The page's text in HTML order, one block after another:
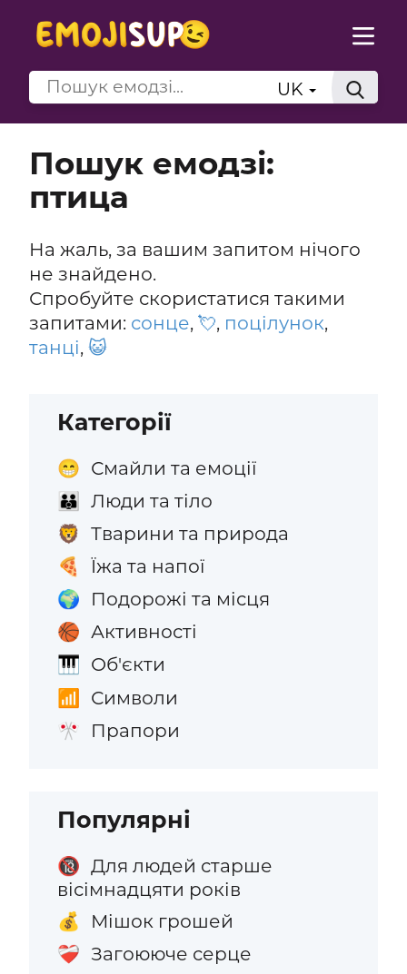
UK
Пошук емодзі:
птица
На жаль, за вашим запитом нічого
не знайдено.
Спробуйте скористатися такими
запитами: сонце, 💘, поцілунок,
танці, 😺
Категорії
😁 Смайли та емоції
👪 Люди та тіло
🦁 Тварини та природа
🍕 Їжа та напої
🌍 Подорожі та місця
🏀 Активності
🎹 Об'єкти
📶 Символи
🎌 Прапори
Популярні
🔞 Для людей старше
вісімнадцяти років
💰 Мішок грошей
❤️‍🩹 Загоююче серце